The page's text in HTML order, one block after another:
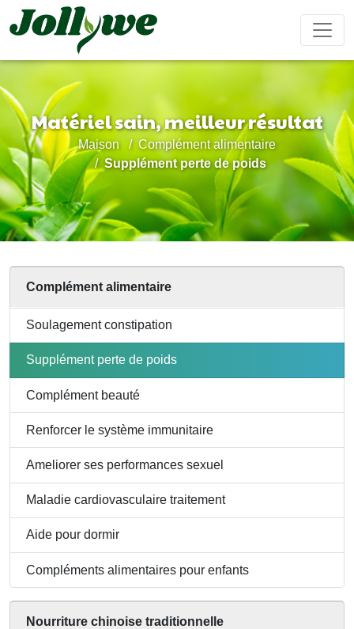
Soulagement
constipation
Supplément
perte de
Complément
beauté
Renforcer
le
système
immunitaire
Ameliorer
ses
sexuel
Maladie
cardiovasculaire
traitement
Aide pour
dormir
Compléments
pour
Gâteau
Comprimés/Pilules Gélules Boisson solide
Boisson liquide Sachet de thé
Bonbons
gélifiés
Matériel sain, meilleur résultat
Maison
Complément alimentaire
Supplément perte de poids
Complément alimentaire
Soulagement constipation
Supplément perte de poids
Complément beauté
Renforcer le système immunitaire
Ameliorer ses performances sexuel
Maladie cardiovasculaire traitement
Aide pour dormir
Compléments alimentaires pour enfants
Nourriture chinoise traditionnelle